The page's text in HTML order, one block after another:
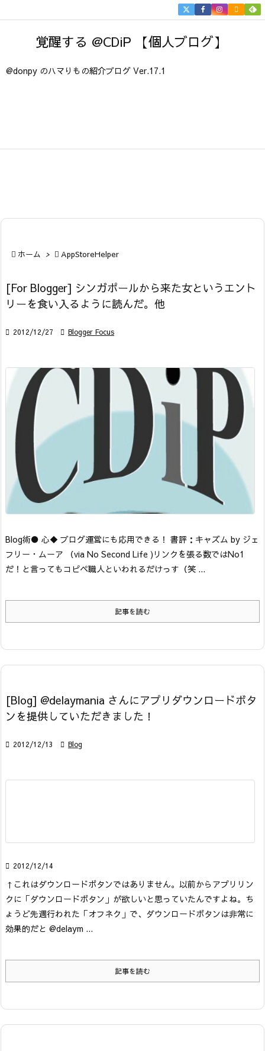
覚醒する @CDiP 【個人ブログ】
@donpy のハマりもの紹介ブログ Ver.17.1


 ホーム >  AppStoreHelper
[For Blogger] シンガポールから来た女というエント
リーを食い入るように読んだ。他
 2012/12/27  Blogger Focus
Blog術● 心◆ ブログ運営にも応用できる！ 書評：キャズム by ジェ
フリー・ムーア （via No Second Life ) リンクを張る数ではNo1
だ！と言ってもコピペ職人といわれるだけっす（笑 ...
記事を読む
[Blog] @delaymania さんにアプリダウンロードボタ
ンを提供していただきました！
 2012/12/13  Blog
 2012/12/14
↑これはダウンロードボタンではありません。 以前からアプリリン
クに「ダウンロードボタン」が欲しいと思っていたんですよね。 ち
ょうど先週行われた「オフネク」で、ダウンロードボタンは非常に
効果的だと @delaym ...
記事を読む